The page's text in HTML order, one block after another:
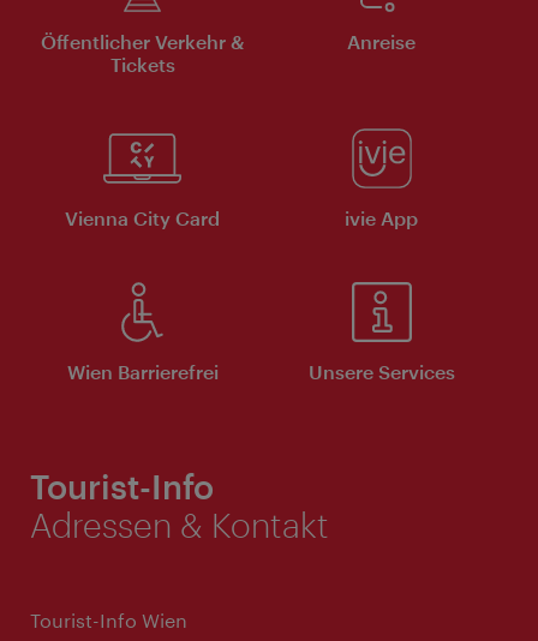
Öffentlicher Verkehr &
Tickets
Anreise
Vienna City Card ivie App
Wien Barrierefrei Unsere Services
Tourist-Info
Adressen & Kontakt
Tourist-Info Wien